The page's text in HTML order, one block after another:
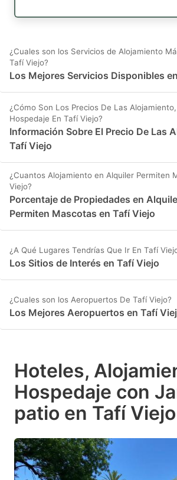
¿Cuales son los Servicios de Alojamiento
Tafí Viejo?
Los Mejores Servicios Disponibles
¿Cómo Son Los Precios De Las
Hospedaje En Tafí Viejo?
Información Sobre El Precio De Las
Tafí Viejo
¿Cuantos Alojamiento en Alquiler Permiten
Viejo?
Porcentaje de Propiedades en
Permiten Mascotas en Tafí Viejo
¿A Qué Lugares Tendrías Que Ir En Tafí
Los Sitios de Interés en Tafí Viejo
¿Cuales son los Aeropuertos De Tafí Viejo?
Los Mejores Aeropuertos en Tafí
Hoteles,
Hospedaje con
patio en Tafí Viejo